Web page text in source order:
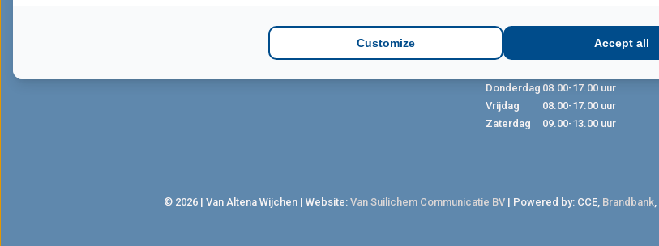
Privacy
Maandag
Dinsdag
Donderdag 08.00-17.00 uur
Vrijdag
08.00-17.00 uur
Zaterdag
09.00-13.00 uur
© 2026 | Van Altena Wijchen | Website: Van Suilichem Communicatie BV | Powered by: CCE, Brandbank,
Customize Accept all